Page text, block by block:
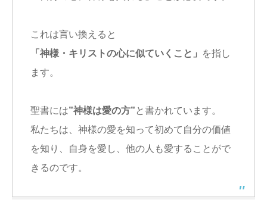
これは言い換えると
「神様・キリストの心に似ていくこと」
を指し
ます。
聖書には”神様は愛の方” と書かれています。
私たちは、神様の愛を知って初めて自分の価値
を知り、自身を愛し、他の人も愛することがで
きるのです。